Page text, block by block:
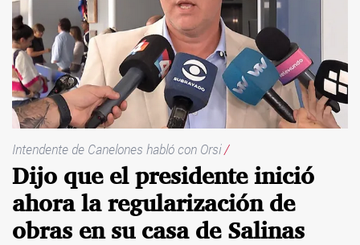
Intendente de Canelones habló con Orsi/
Dijo que el presidente inició
ahora la regularización de
obras en su casa de Salinas